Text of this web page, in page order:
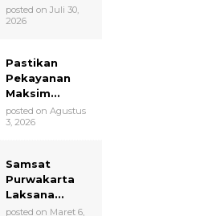
posted on Juli 30,
2026
Pastikan
Pekayanan
Maksim...
posted on Agustus
3, 2026
Samsat
Purwakarta
Laksana...
posted on Maret 6,